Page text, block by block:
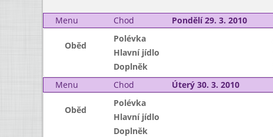
Menu
Chod Pondělí 29. 3. 2010
Oběd
Polévka
Hlavní jídlo
Doplněk
Menu
Chod Úterý 30. 3. 2010
Oběd
Polévka
Hlavní jídlo
Doplněk